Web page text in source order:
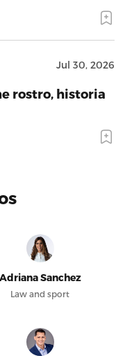
Jul 30, 2026
rostro, historia
Adriana Sanchez
Law and sport